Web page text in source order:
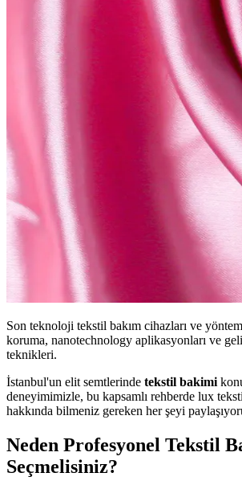
Son teknoloji tekstil bakım cihazları ve
koruma, nanotechnology aplikasyonları ve
teknikleri.
İstanbul'un elit semtlerinde tekstil bakimi
deneyimimizle, bu kapsamlı rehberde lux
hakkında bilmeniz gereken her şeyi
Neden Profesyonel Tekstil
Seçmelisiniz?